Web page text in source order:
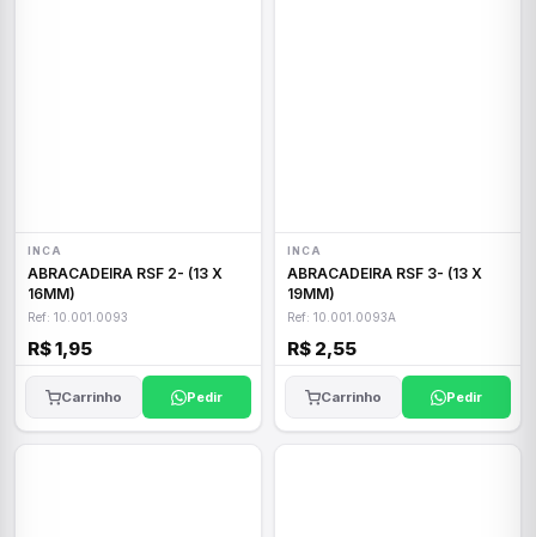
INCA
ABRACADEIRA RSF 2- (13 X
16MM)
Ref: 10.001.0093
R$ 1,95
Carrinho Pedir
INCA
ABRACADEIRA RSF 3- (13 X
19MM)
Ref: 10.001.0093A
R$ 2,55
Carrinho Pedir